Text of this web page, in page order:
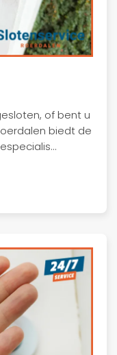
of bent u
biedt de